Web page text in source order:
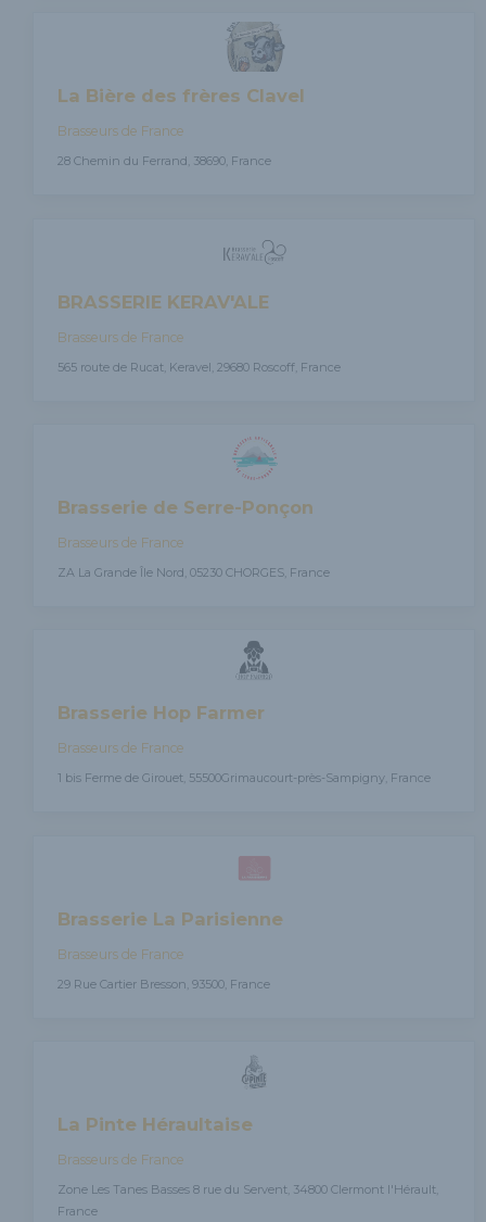
La Bière des frères Clavel
Brasseurs de France
28 Chemin du Ferrand, 38690, France
BRASSERIE KERAV'ALE
Brasseurs de France
565 route de Rucat, Keravel, 29680 Roscoff, France
Brasserie de Serre-Ponçon
Brasseurs de France
ZA La Grande Île Nord, 05230 CHORGES, France
Brasserie Hop Farmer
Brasseurs de France
1 bis Ferme de Girouet, 55500Grimaucourt-près-Sampigny, France
Brasserie La Parisienne
Brasseurs de France
29 Rue Cartier Bresson, 93500, France
La Pinte Héraultaise
Brasseurs de France
Zone Les Tanes Basses 8 rue du Servent, 34800 Clermont l'Hérault,
France